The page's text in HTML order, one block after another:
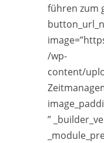
führen zum
/wp-
content/
”